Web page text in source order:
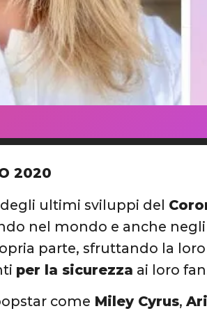
2020
ultimi sviluppi del
nel mondo e anche negli
parte, sfruttando la
per la sicurezza ai loro
come Miley Cyrus,